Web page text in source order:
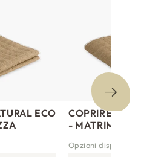
ECO
COPRIRETE
-
Opzioni disponibili